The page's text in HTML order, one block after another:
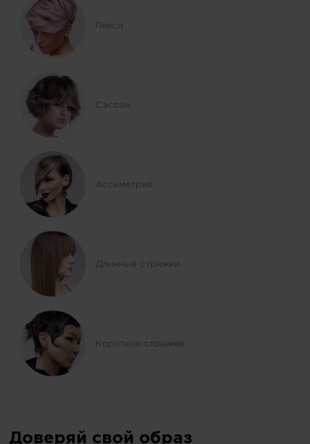
Пикси
Сэссон
Ассиметрия
Длинные стрижки
Короткие стрижки
Доверяй свой образ